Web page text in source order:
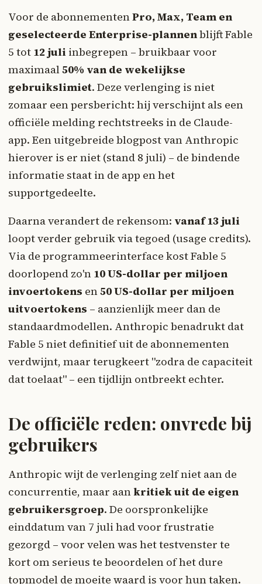
Voor de abonnementenPro, Max, Team en
geselecteerde Enterprise-plannenblijft Fable
5 tot 12 juli inbegrepen – bruikbaar voor
maximaal50% van de wekelijkse
gebruikslimiet. Deze verlenging is niet
zomaar een persbericht: hij verschijnt als een
officiële melding rechtstreeks in de Claude-
app. Een uitgebreide blogpost van Anthropic
hierover is er niet (stand 8 juli) – de bindende
informatie staat in de app en het
supportgedeelte.
Daarna verandert de rekensom: vanaf 13 juli
loopt verder gebruik via tegoed (usage credits).
Via de programmeerinterface kost Fable 5
doorlopend zo'n 10 US-dollar per miljoen
invoertokens en50 US-dollar per miljoen
uitvoertokens – aanzienlijk meer dan de
standaardmodellen. Anthropic benadrukt dat
Fable 5 niet definitief uit de abonnementen
verdwijnt, maar terugkeert "zodra de capaciteit
dat toelaat" – een tijdlijn ontbreekt echter.
De officiële reden: onvrede bij
gebruikers
Anthropic wijt de verlenging zelf niet aan de
concurrentie, maar aankritiek uit de eigen
gebruikersgroep. De oorspronkelijke
einddatum van 7 juli had voor frustratie
gezorgd – voor velen was het testvenster te
kort om serieus te beoordelen of het dure
topmodel de moeite waard is voor hun taken.